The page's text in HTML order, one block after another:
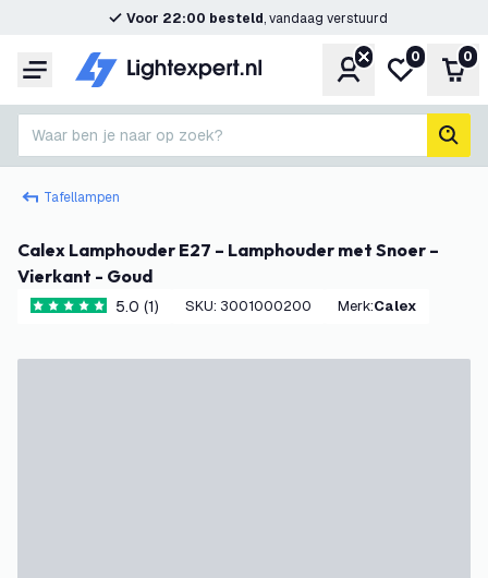
Voor 22:00 besteld, vandaag verstuurd
Menu Account
Mijn
0 0
Waar ben je naar op zoek?
Tafellampen
Calex Lamphouder E27 – Lamphouder met Snoer –
Vierkant - Goud
5 score sterren5.0 (1) SKU: 3001000200 Merk: Calex